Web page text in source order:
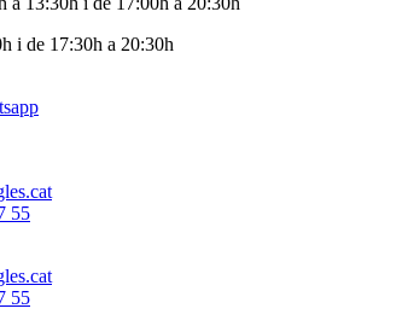
i de 17:30h a 20:30h
55
55